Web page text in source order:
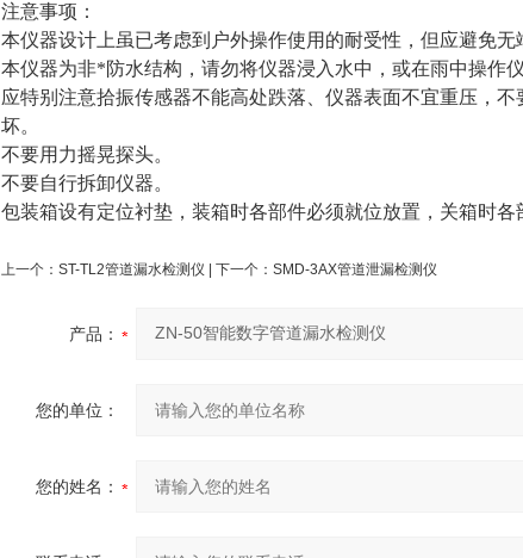
注意事项：
本仪器设计上虽已考虑到户外操作使用的耐受性，但应避免无
本仪器为非*防水结构，请勿将仪器浸入水中，或在雨中操作仪
应特别注意拾振传感器不能高处跌落、仪器表面不宜重压，
坏。
不要用力摇晃探头。
不要自行拆卸仪器。
包装箱设有定位衬垫，装箱时各部件必须就位放置，关箱时各
上一个： ST-TL2管道漏水检测仪 | 下一个： SMD-3AX管道泄漏检测仪
产品：
您的单位：
您的姓名：